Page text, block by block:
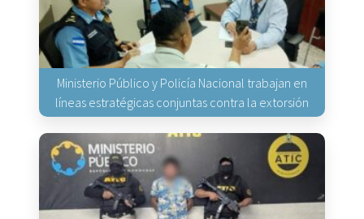
Ministerio Público y Policía Nacional trabajan en
líneas estratégicas conjuntas contra la extorsión